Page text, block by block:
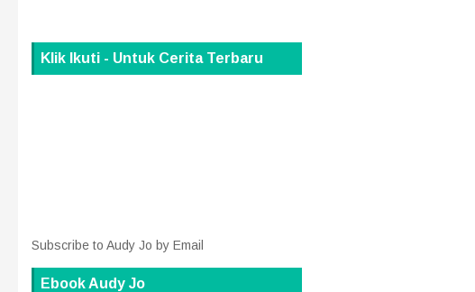
Klik Ikuti - Untuk Cerita Terbaru
Subscribe to Audy Jo by Email
Ebook Audy Jo